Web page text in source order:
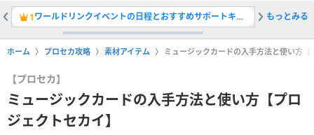
1 ワールドリンクイベントの日程とおすすめサポートキャラ 2バーチ
もっとみる
ホーム プロセカ攻略 素材アイテム ミュージックカードの入手方法と使い方
【プロセカ】
ミュージックカードの入手方法と使い方【プロ
ジェクトセカイ】